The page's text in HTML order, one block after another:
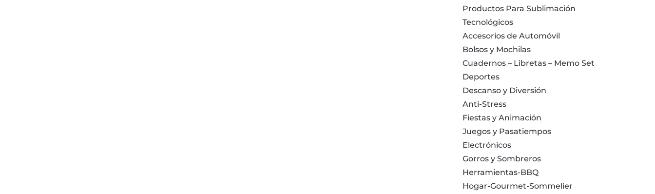
Productos Para Sublimación
Tecnológicos
Accesorios de Automóvil
Bolsos y Mochilas
Cuadernos – Libretas – Memo Set
Deportes
Descanso y Diversión
Anti-Stress
Fiestas y Animación
Juegos y Pasatiempos
Electrónicos
Gorros y Sombreros
Herramientas-BBQ
Hogar-Gourmet-Sommelier